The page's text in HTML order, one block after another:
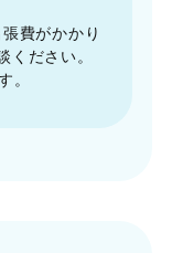
費がかかり
ださい。
。